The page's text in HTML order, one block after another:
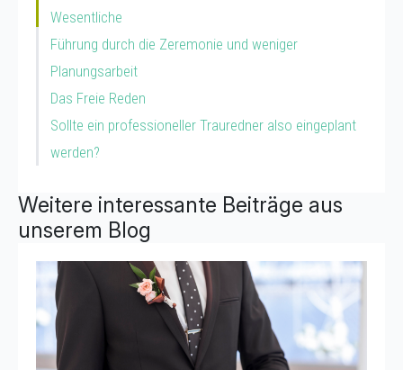
Wesentliche
Führung durch die Zeremonie und weniger
Planungsarbeit
Das Freie Reden
Sollte ein professioneller Trauredner also eingeplant
werden?
Weitere interessante Beiträge aus
unserem Blog